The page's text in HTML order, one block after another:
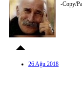
-Copy/
26 Ağu 2018